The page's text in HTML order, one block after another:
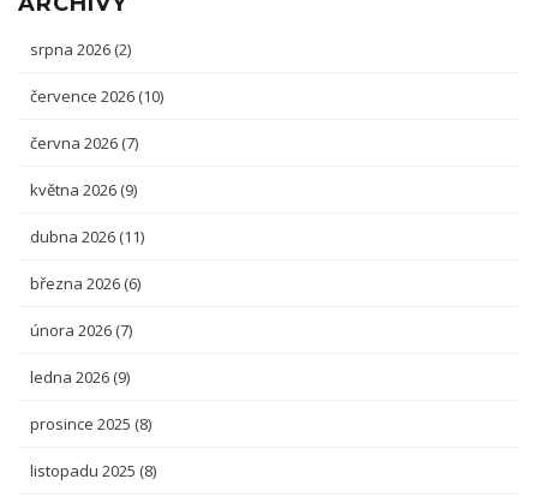
srpna 2026 (2)
července 2026 (10)
června 2026 (7)
května 2026 (9)
dubna 2026 (11)
března 2026 (6)
února 2026 (7)
ledna 2026 (9)
prosince 2025 (8)
listopadu 2025 (8)